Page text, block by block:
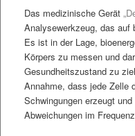
Das medizinische Gerät
Analysewerkzeug, das auf
Es ist in der Lage,
Körpers zu messen und
Gesundheitszustand zu
Annahme, dass jede Zelle
Schwingungen erzeugt
Abweichungen im